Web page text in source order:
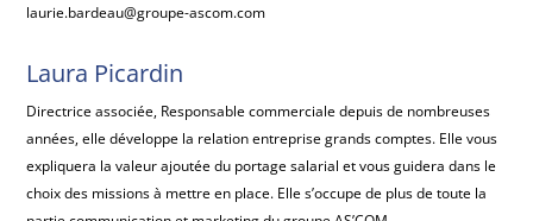
laurie.bardeau@groupe-ascom.com
Laura Picardin
Directrice associée, Responsable commerciale depuis de nombreuses
années, elle développe la relation entreprise grands comptes. Elle vous
expliquera la valeur ajoutée du portage salarial et vous guidera dans le
choix des missions à mettre en place. Elle s’occupe de plus de toute la